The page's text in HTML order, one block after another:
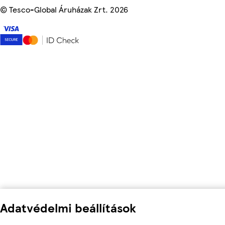
Adatvédelmi beállítások
©Tesco-Global Áruházak Zrt. 2026